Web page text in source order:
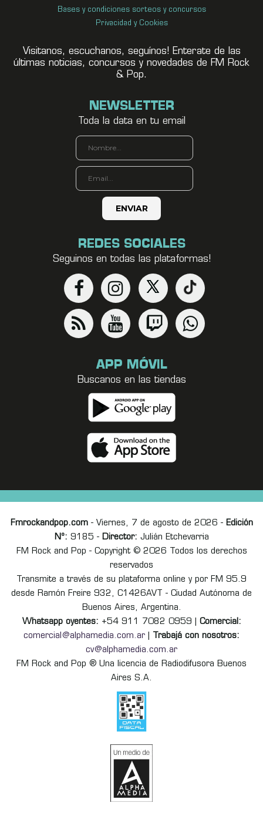
Bases y condiciones sorteos y concursos
Privacidad y Cookies
Visitanos, escuchanos, seguínos! Enterate de las
últimas noticias, concursos y novedades de FM Rock
& Pop.
NEWSLETTER
Toda la data en tu email
REDES SOCIALES
Seguinos en todas las plataformas!
APP MÓVIL
Buscanos en las tiendas
Fmrockandpop.com- Viernes, 7 de agosto de 2026 - Edición
Nº: 9185 - Director: Julián Etchevarria
FM Rock and Pop - Copyright © 2026 Todos los derechos
reservados
Transmite a través de su plataforma online y por FM 95.9
desde Ramón Freire 932, C1426AVT - Ciudad Autónoma de
Buenos Aires, Argentina.
Whatsapp oyentes: +54 911 7082 0959 | Comercial:
comercial@alphamedia.com.ar
Trabajá con nosotros:
cv@alphamedia.com.ar
FM Rock and Pop ® Una licencia de Radiodifusora Buenos
Aires S.A.